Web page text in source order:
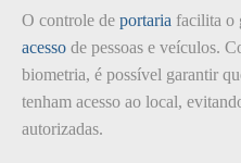
O controle de portaria facilita o
acesso de pessoas e veículos.
biometria, é possível garantir
tenham acesso ao local,
autorizadas.